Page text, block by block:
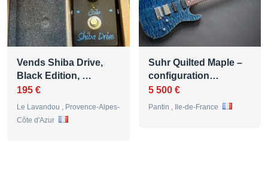
Vends Shiba Drive,
Black Edition, …
195 €
Le Lavandou , Provence-Alpes-
Côte d'Azur
Suhr Quilted Maple –
configuration…
5 500 €
Pantin , Ile-de-France